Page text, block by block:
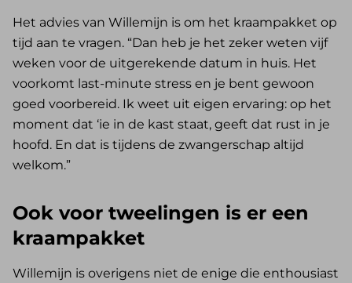
Het advies van Willemijn is om het kraampakket op
tijd aan te vragen. “Dan heb je het zeker weten vijf
weken voor de uitgerekende datum in huis. Het
voorkomt last-minute stress en je bent gewoon
goed voorbereid. Ik weet uit eigen ervaring: op het
moment dat ‘ie in de kast staat, geeft dat rust in je
hoofd. En dat is tijdens de zwangerschap altijd
welkom.”
Ook voor tweelingen is er een
kraampakket
Willemijn is overigens niet de enige die enthousiast